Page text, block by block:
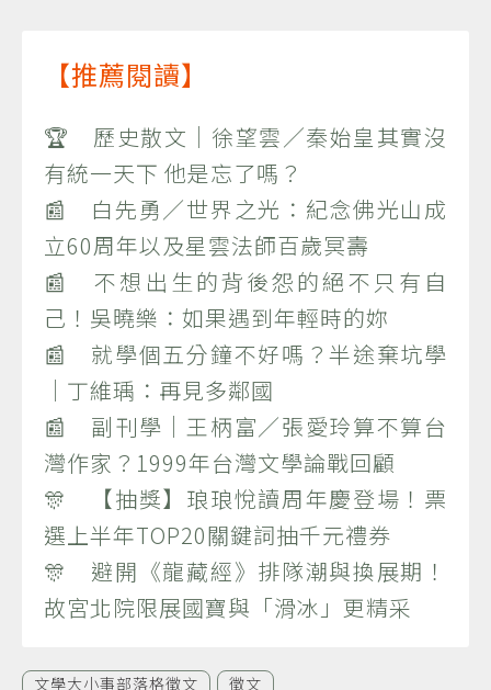
【推薦閱讀】
🏆 歷史散文｜徐望雲／秦始皇其實沒
有統一天下 他是忘了嗎？
📰 白先勇／世界之光：紀念佛光山成
立60周年以及星雲法師百歲冥壽
📰 不想出生的背後怨的絕不只有自
己！吳曉樂：如果遇到年輕時的妳
📰 就學個五分鐘不好嗎？半途棄坑學
｜丁維瑀：再見多鄰國
📰 副刊學｜王柄富／張愛玲算不算台
灣作家？1999年台灣文學論戰回顧
🎊 【抽獎】琅琅悅讀周年慶登場！票
選上半年TOP20關鍵詞抽千元禮券
🎊 避開《龍藏經》排隊潮與換展期！
故宮北院限展國寶與「滑冰」更精采
文學大小事部落格徵文 徵文